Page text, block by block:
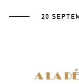
20